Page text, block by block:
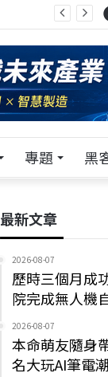
專題 黑
最新文章
2026-08-07
歷時三個月成
院完成無人機
2026-08-07
本命萌友隨身
名大玩AI筆電